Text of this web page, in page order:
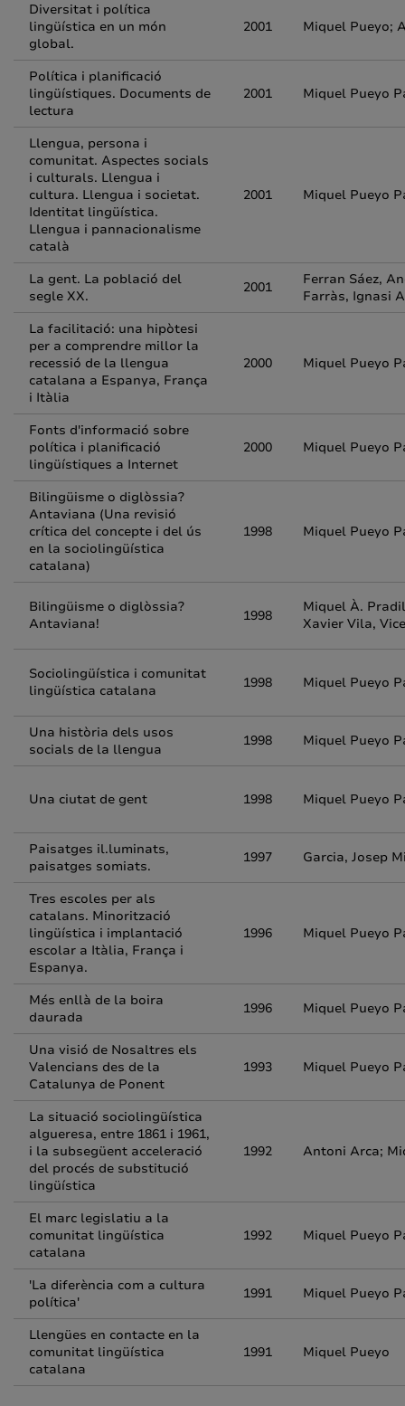
Diversitat i política
lingüística en un món
global.
2001 Miquel Pueyo;
Política i planificació
lingüístiques. Documents de
lectura
2001 Miquel Pueyo
Llengua, persona i
comunitat. Aspectes socials
i culturals. Llengua i
cultura. Llengua i societat.
Identitat lingüística.
Llengua i pannacionalisme
català
2001 Miquel Pueyo
La gent. La població del
segle XX.
2001
Ferran Sáez,
Farràs, Ignasi
La facilitació: una hipòtesi
per a comprendre millor la
recessió de la llengua
catalana a Espanya, França
i Itàlia
2000 Miquel Pueyo
Fonts d'informació sobre
política i planificació
lingüístiques a Internet
2000 Miquel Pueyo
Bilingüisme o diglòssia?
Antaviana (Una revisió
crítica del concepte i del ús
en la sociolingüística
catalana)
1998 Miquel Pueyo
Bilingüisme o diglòssia?
Antaviana!
1998
Miquel À.
Xavier Vila,
Sociolingüística i comunitat
lingüística catalana
1998 Miquel Pueyo
Una història dels usos
socials de la llengua
1998 Miquel Pueyo
Una ciutat de gent 1998 Miquel Pueyo
Paisatges il.luminats,
paisatges somiats.
1997 Garcia, Josep
Tres escoles per als
catalans. Minorització
lingüística i implantació
escolar a Itàlia, França i
Espanya.
1996 Miquel Pueyo
Més enllà de la boira
daurada
1996 Miquel Pueyo
Una visió de Nosaltres els
Valencians des de la
Catalunya de Ponent
1993 Miquel Pueyo
La situació sociolingüística
algueresa, entre 1861 i 1961,
i la subsegüent acceleració
del procés de substitució
lingüística
1992 Antoni Arca;
El marc legislatiu a la
comunitat lingüística
catalana
1992 Miquel Pueyo
'La diferència com a cultura
política'
1991 Miquel Pueyo
Llengües en contacte en la
comunitat lingüística
catalana
1991 Miquel Pueyo